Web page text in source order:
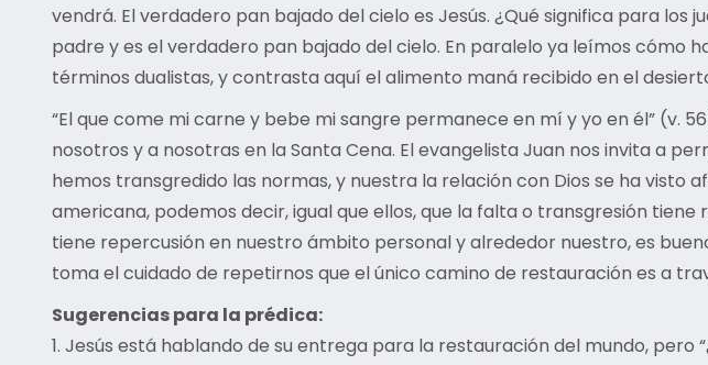
vendrá. El verdadero pan bajado del cielo es Jesús. ¿Qué significa para
padre y es el verdadero pan bajado del cielo. En paralelo ya leímos cómo
términos dualistas, y contrasta aquí el alimento maná recibido en el
“El que come mi carne y bebe mi sangre permanece en mí y yo en él” (v.
nosotros y a nosotras en la Santa Cena. El evangelista Juan nos invita a
hemos transgredido las normas, y nuestra la relación con Dios se ha
americana, podemos decir, igual que ellos, que la falta o transgresión
tiene repercusión en nuestro ámbito personal y alrededor nuestro, es
toma el cuidado de repetirnos que el único camino de restauración es a
Sugerencias para la prédica:
1. Jesús está hablando de su entrega para la restauración del mundo,